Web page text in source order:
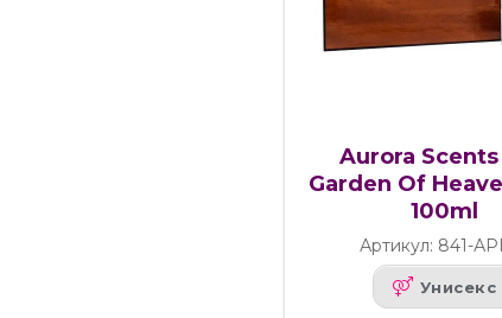
Aurora Scents
Garden Of
100ml
Артикул: 841-
Унисекс